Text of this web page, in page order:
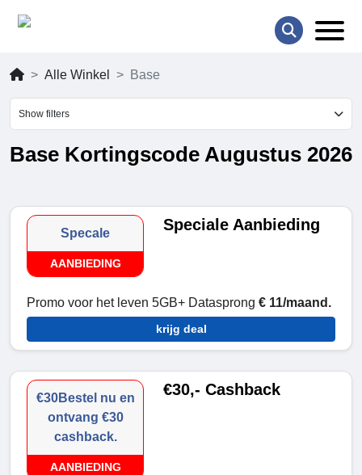
Alle Winkel Base
Show filters
Base Kortingscode Augustus 2026
Specale
AANBIEDING
Speciale Aanbieding
Promo voor het leven 5GB+ Datasprong € 11/maand.
krijg deal
€30Bestel nu en
ontvang €30
cashback.
AANBIEDING
€30,- Cashback